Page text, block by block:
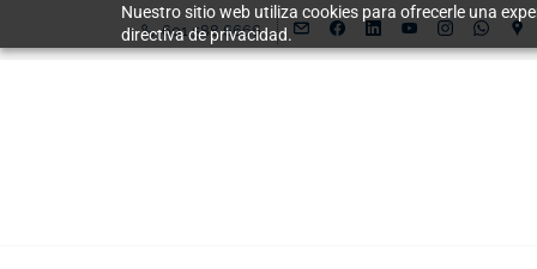
Nuestro sitio web utiliza cookies para ofrecerle una
directiva de privacidad.
to
601 588 6666